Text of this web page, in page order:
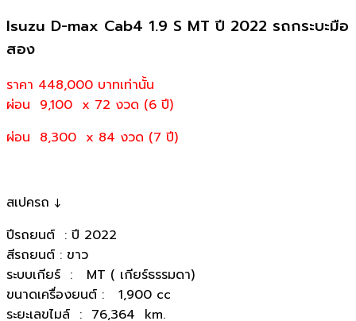
Isuzu D-max Cab4 1.9 S MT ปี 2022 รถกระบะมือ
สอง
ราคา 448,000 บาทเท่านั้น
ผ่อน 9,100 x 72 งวด (6 ปี)
ผ่อน 8,300 x 84 งวด (7 ปี)
สเปครถ ↓
ปีรถยนต์ : ปี 2022
สีรถยนต์ : ขาว
ระบบเกียร์ : MT ( เกียร์ธรรมดา)
ขนาดเครื่องยนต์ : 1,900 cc
ระยะเลขไมล์ : 76,364 km.